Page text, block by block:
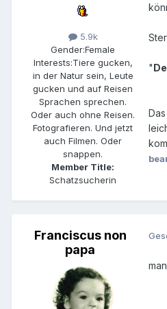
5.9k
Gender:Female
Interests:Tiere gucken,
in der Natur sein, Leute
gucken und auf Reisen
Sprachen sprechen.
Oder auch ohne Reisen.
Fotografieren. Und jetzt
auch Filmen. Oder
snappen.
Member Title:
Schatzsucherin
"
Franciscus non
papa